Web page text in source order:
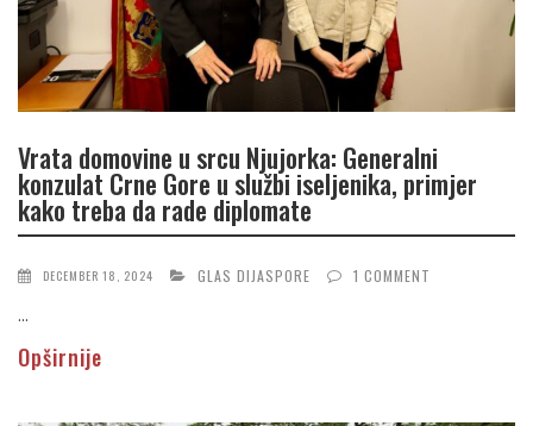
Vrata domovine u srcu Njujorka: Generalni
konzulat Crne Gore u službi iseljenika, primjer
kako treba da rade diplomate
DECEMBER 18, 2024 GLAS DIJASPORE 1 COMMENT
...
Opširnije